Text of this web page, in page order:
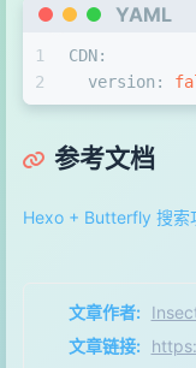
YAML
1
2
CDN:
version:
参考文档
Hexo + Butterfly 搜索
文章作者:
文章链接: